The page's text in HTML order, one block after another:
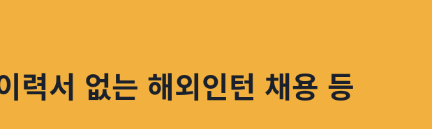
력서 없는 해외인턴 채용 등